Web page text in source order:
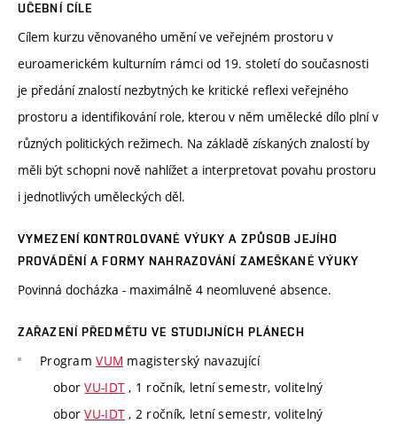
UČEBNÍ CÍLE
Cílem kurzu věnovaného umění ve veřejném prostoru v
euroamerickém kulturním rámci od 19. století do současnosti
je předání znalostí nezbytných ke kritické reflexi veřejného
prostoru a identifikování role, kterou v něm umělecké dílo plní v
různých politických režimech. Na základě získaných znalostí by
měli být schopni nově nahlížet a interpretovat povahu prostoru
i jednotlivých uměleckých děl.
VYMEZENÍ KONTROLOVANÉ VÝUKY A ZPŮSOB JEJÍHO
PROVÁDĚNÍ A FORMY NAHRAZOVÁNÍ ZAMEŠKANÉ VÝUKY
Povinná docházka - maximálně 4 neomluvené absence.
ZAŘAZENÍ PŘEDMĚTU VE STUDIJNÍCH PLÁNECH
ProgramVUM magisterský navazující
oborVU-IDT , 1 ročník, letní semestr, volitelný
oborVU-IDT , 2 ročník, letní semestr, volitelný